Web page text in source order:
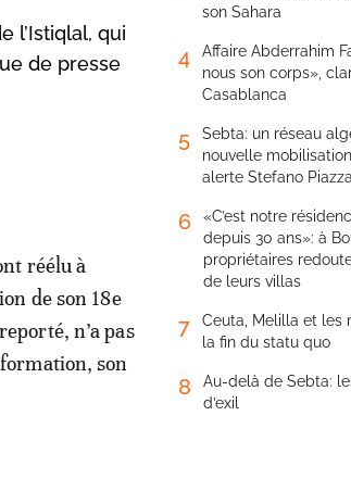
l’Istiqlal, qui
de presse
réélu à
de son 18e
n’a pas
son
son Sahara
4
Affaire Abderrahim
nous son corps»,
Casablanca
5
Sebta: un réseau
nouvelle
alerte Stefano Piazza
6
«C’est notre
depuis 30 ans»: à
propriétaires
de leurs villas
7
Ceuta, Melilla et les
la fin du statu quo
8
Au-delà de Sebta:
d’exil